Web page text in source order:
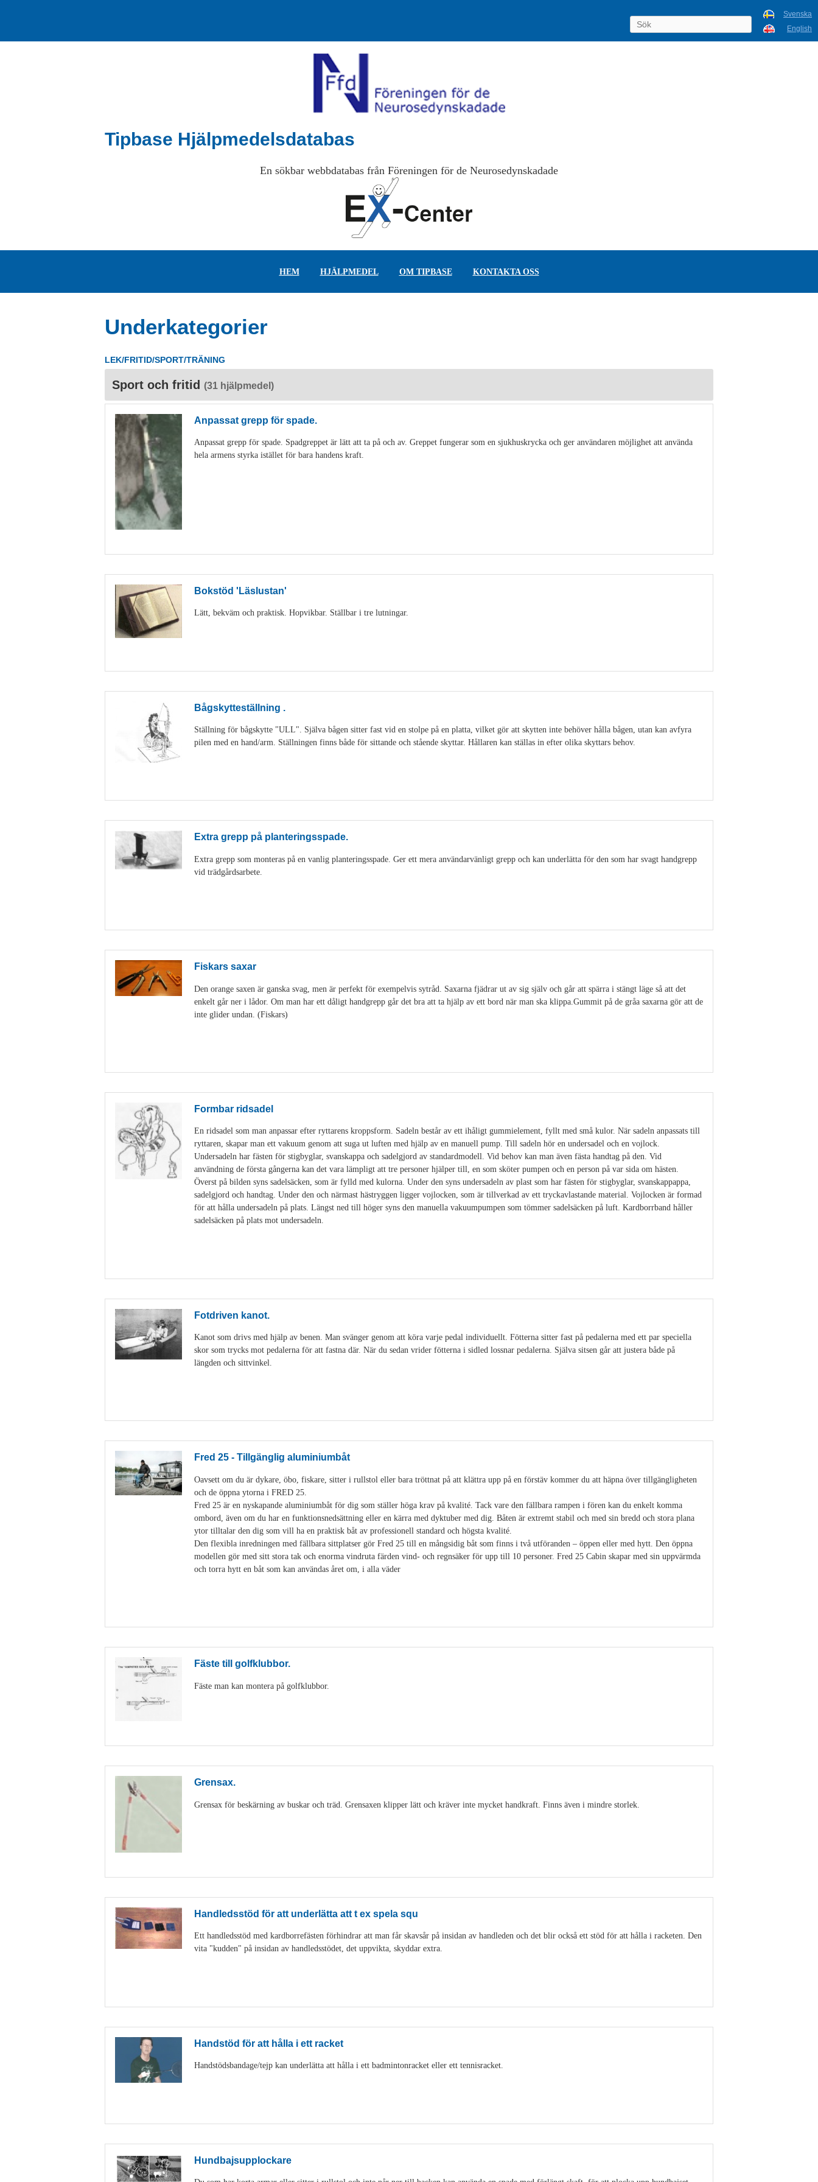
Svenska
English
Tipbase Hjälpmedelsdatabas
En sökbar webbdatabas från Föreningen för de Neurosedynskadade
HEM HJÄLPMEDEL OM TIPBASE KONTAKTA OSS
Underkategorier
LEK/FRITID/SPORT/TRÄNING
Sport och fritid (31 hjälpmedel)
Anpassat grepp för spade.
Anpassat grepp för spade. Spadgreppet är lätt att ta på och av. Greppet fungerar som en sjukhuskrycka och ger användaren möjlighet att använda
hela armens styrka istället för bara handens kraft.
Bokstöd 'Läslustan'
Lätt, bekväm och praktisk. Hopvikbar. Ställbar i tre lutningar.
Bågskytteställning .
Ställning för bågskytte "ULL". Själva bågen sitter fast vid en stolpe på en platta, vilket gör att skytten inte behöver hålla bågen, utan kan avfyra
pilen med en hand/arm. Ställningen finns både för sittande och stående skyttar. Hållaren kan ställas in efter olika skyttars behov.
Extra grepp på planteringsspade.
Extra grepp som monteras på en vanlig planteringsspade. Ger ett mera användarvänligt grepp och kan underlätta för den som har svagt handgrepp
vid trädgårdsarbete.
Fiskars saxar
Den orange saxen är ganska svag, men är perfekt för exempelvis sytråd. Saxarna fjädrar ut av sig själv och går att spärra i stängt läge så att det
enkelt går ner i lådor. Om man har ett dåligt handgrepp går det bra att ta hjälp av ett bord när man ska klippa.Gummit på de gråa saxarna gör att de
inte glider undan. (Fiskars)
Formbar ridsadel
En ridsadel som man anpassar efter ryttarens kroppsform. Sadeln består av ett ihåligt gummielement, fyllt med små kulor. När sadeln anpassats till
ryttaren, skapar man ett vakuum genom att suga ut luften med hjälp av en manuell pump. Till sadeln hör en undersadel och en vojlock.
Undersadeln har fästen för stigbyglar, svanskappa och sadelgjord av standardmodell. Vid behov kan man även fästa handtag på den. Vid
användning de första gångerna kan det vara lämpligt att tre personer hjälper till, en som sköter pumpen och en person på var sida om hästen.
Överst på bilden syns sadelsäcken, som är fylld med kulorna. Under den syns undersadeln av plast som har fästen för stigbyglar, svanskappappa,
sadelgjord och handtag. Under den och närmast hästryggen ligger vojlocken, som är tillverkad av ett tryckavlastande material. Vojlocken är formad
för att hålla undersadeln på plats. Längst ned till höger syns den manuella vakuumpumpen som tömmer sadelsäcken på luft. Kardborrband håller
sadelsäcken på plats mot undersadeln.
Fotdriven kanot.
Kanot som drivs med hjälp av benen. Man svänger genom att köra varje pedal individuellt. Fötterna sitter fast på pedalerna med ett par speciella
skor som trycks mot pedalerna för att fastna där. När du sedan vrider fötterna i sidled lossnar pedalerna. Själva sitsen går att justera både på
längden och sittvinkel.
Fred 25 - Tillgänglig aluminiumbåt
Oavsett om du är dykare, öbo, fiskare, sitter i rullstol eller bara tröttnat på att klättra upp på en förstäv kommer du att häpna över tillgängligheten
och de öppna ytorna i FRED 25.
Fred 25 är en nyskapande aluminiumbåt för dig som ställer höga krav på kvalité. Tack vare den fällbara rampen i fören kan du enkelt komma
ombord, även om du har en funktionsnedsättning eller en kärra med dyktuber med dig. Båten är extremt stabil och med sin bredd och stora plana
ytor tilltalar den dig som vill ha en praktisk båt av professionell standard och högsta kvalité.
Den flexibla inredningen med fällbara sittplatser gör Fred 25 till en mångsidig båt som finns i två utföranden – öppen eller med hytt. Den öppna
modellen gör med sitt stora tak och enorma vindruta färden vind- och regnsäker för upp till 10 personer. Fred 25 Cabin skapar med sin uppvärmda
och torra hytt en båt som kan användas året om, i alla väder
Fäste till golfklubbor.
Fäste man kan montera på golfklubbor.
Grensax.
Grensax för beskärning av buskar och träd. Grensaxen klipper lätt och kräver inte mycket handkraft. Finns även i mindre storlek.
Handledsstöd för att underlätta att t ex spela squ
Ett handledsstöd med kardborrefästen förhindrar att man får skavsår på insidan av handleden och det blir också ett stöd för att hålla i racketen. Den
vita "kudden" på insidan av handledsstödet, det uppvikta, skyddar extra.
Handstöd för att hålla i ett racket
Handstödsbandage/tejp kan underlätta att hålla i ett badmintonracket eller ett tennisracket.
Hundbajsupplockare